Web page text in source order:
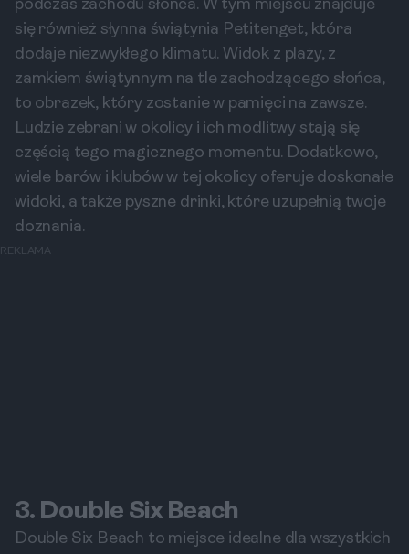
podczas zachodu słońca. W tym miejscu znajduje
się również słynna świątynia Petitenget, która
dodaje niezwykłego klimatu. Widok z plaży, z
zamkiem świątynnym na tle zachodzącego słońca,
to obrazek, który zostanie w pamięci na zawsze.
Ludzie zebrani w okolicy i ich modlitwy stają się
częścią tego magicznego momentu. Dodatkowo,
wiele barów i klubów w tej okolicy oferuje doskonałe
widoki, a także pyszne drinki, które uzupełnią twoje
doznania.
REKLAMA
3. Double Six Beach
Double Six Beach to miejsce idealne dla wszystkich